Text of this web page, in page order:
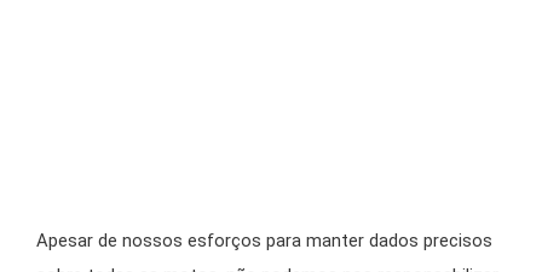
Apesar de nossos esforços para manter dados precisos